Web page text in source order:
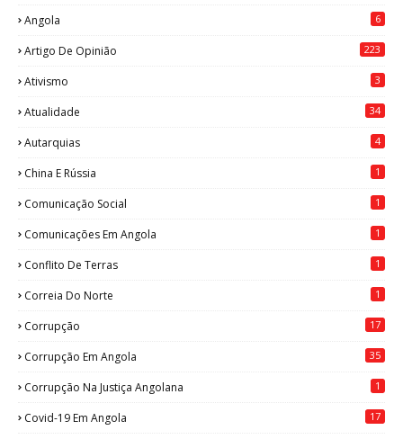
Angola 6
Artigo De Opinião 223
Ativismo 3
Atualidade 34
Autarquias 4
China E Rússia 1
Comunicação Social 1
Comunicações Em Angola 1
Conflito De Terras 1
Correia Do Norte 1
Corrupção 17
Corrupção Em Angola 35
Corrupção Na Justiça Angolana 1
Covid-19 Em Angola 17